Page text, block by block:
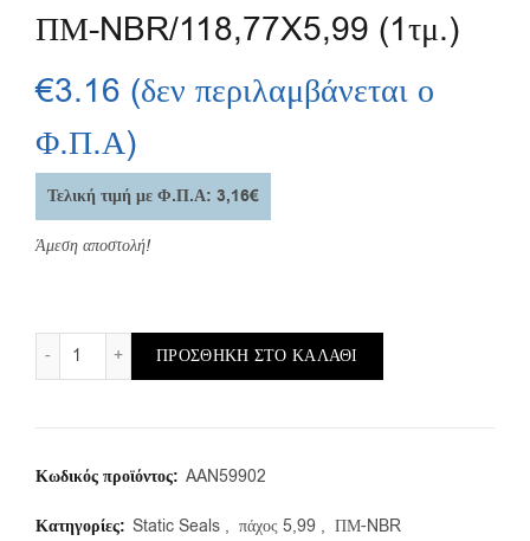
ΠΜ-NBR/118,77X5,99 (1τμ.)
€3.16 (δεν περιλαμβάνεται ο
Φ.Π.Α)
Τελική τιμή με Φ.Π.Α: 3,16€
Άμεση αποστολή!
ΠΜ-NBR/118,77X5,99 (1τμ.) ποσότητα
ΠΡΟΣΘΉΚΗ ΣΤΟ ΚΑΛΆΘΙ
Κωδικός προϊόντος: AAN59902
Κατηγορίες: Static Seals , πάχος 5,99 , ΠΜ-NBR